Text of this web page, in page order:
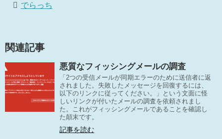
でらっち
関連記事
悪質なフィッシングメールの調査
「2つの受信メールが同期エラーのために送信者に返
されました。失敗したメッセージを回復するには、
以下のリンクに従ってください。」という文面に怪
しいリンクが付いたメールの調査を依頼されまし
た。これがフィッシングメールであることを確認し
た顛末です。
記事を読む